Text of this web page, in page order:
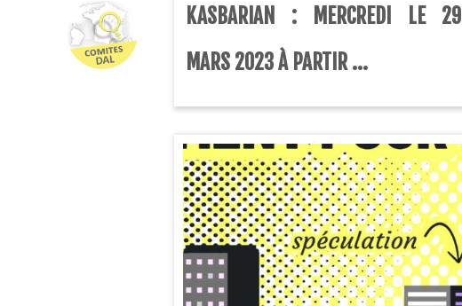
KASBARIAN : MERCREDI LE 29
MARS 2023 À PARTIR ...